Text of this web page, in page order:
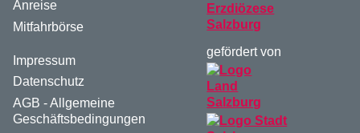
Anreise
Mitfahrbörse
Impressum
Datenschutz
AGB - Allgemeine
Geschäftsbedingungen
gefördert von